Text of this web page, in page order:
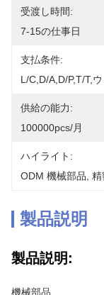
受渡し時間:
7-15の仕事日
支払条件:
L/C,D/A,D/P,T/T,
供給の能力:
100000pcs/月
ハイライト:
ODM 機械部品 精
製品説明
製品説明:
機械部品